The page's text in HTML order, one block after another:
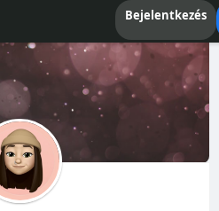
Bejelentkezés